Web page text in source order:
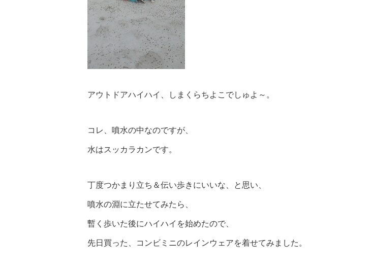
アウトドアハイハイ、しまくらちよこでしゅよ～。
コレ、噴水の中なのですが、
水はスッカラカンです。
丁度つかまり立ち＆伝い歩きにいいな、と思い、
噴水の淵に立たせてみたら、
暫く歩いた後にハイハイを始めたので、
先日買った、コンビミニのレインウェアを着せてみました。